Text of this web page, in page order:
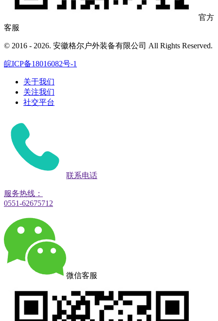
官方
客服
© 2016 - 2026. 安徽格尔户外装备有限公司 All Rights Reserved.
皖ICP备18016082号-1
关于我们
关注我们
社交平台
联系电话
服务热线：
0551-62675712
微信客服